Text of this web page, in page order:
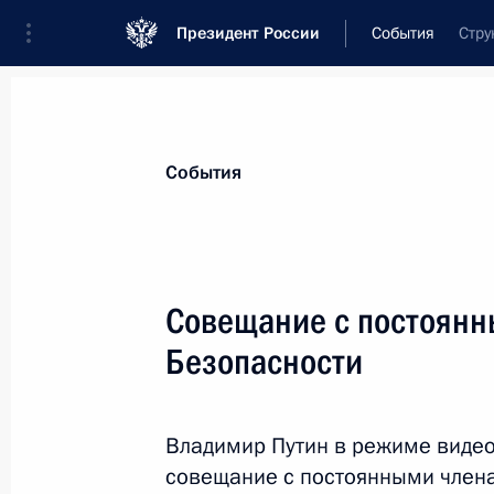
Президент России События
Новости
Послания Федеральному Собранию
Заявления по важнейшим вопросам
Речи и обращения
События
Совещание с
Безопасности
Владимир Путин в режиме
совещание с постоянными